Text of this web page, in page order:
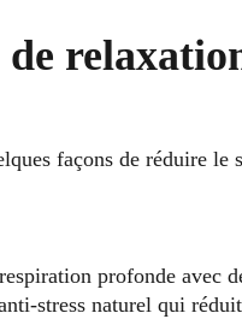
façons de réduire le
profonde avec
stress naturel qui